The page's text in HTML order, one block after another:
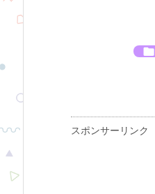

スポンサーリンク